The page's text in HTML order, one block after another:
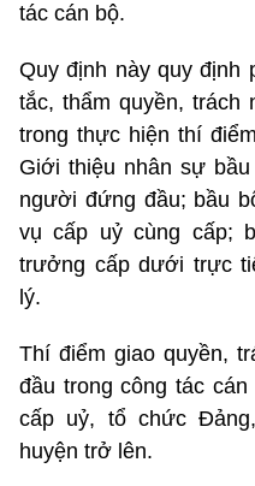
tác cán bộ.
Quy định này quy định
tắc, thẩm quyền, trách
trong thực hiện thí
Giới thiệu nhân sự
người đứng đầu; bầu
vụ cấp uỷ cùng cấp;
trưởng cấp dưới trực
lý.
Thí điểm giao quyền,
đầu trong công tác
cấp uỷ, tổ chức
huyện trở lên.